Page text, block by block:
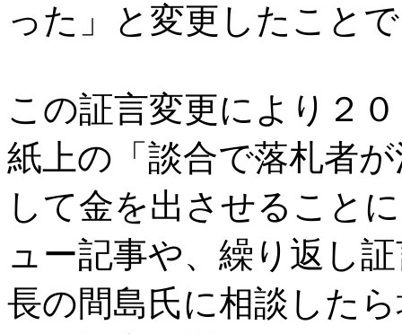
った」と変更したこと
この証言変更により２
紙上の「談合で落札者
して金を出させること
ュー記事や、繰り返し
長の間島氏に相談した